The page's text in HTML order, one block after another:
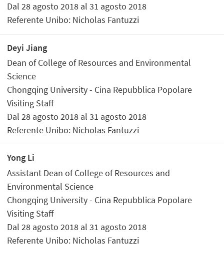
Dal 28 agosto 2018 al 31 agosto 2018
Referente Unibo: Nicholas Fantuzzi
Deyi Jiang
Dean of College of Resources and Environmental
Science
Chongqing University - Cina Repubblica Popolare
Visiting Staff
Dal 28 agosto 2018 al 31 agosto 2018
Referente Unibo: Nicholas Fantuzzi
Yong Li
Assistant Dean of College of Resources and
Environmental Science
Chongqing University - Cina Repubblica Popolare
Visiting Staff
Dal 28 agosto 2018 al 31 agosto 2018
Referente Unibo: Nicholas Fantuzzi